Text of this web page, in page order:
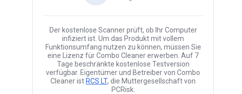
Der kostenlose Scanner prüft, ob Ihr Computer
infiziert ist. Um das Produkt mit vollem
Funktionsumfang nutzen zu können, müssen Sie
eine Lizenz für Combo Cleaner erwerben. Auf 7
Tage beschränkte kostenlose Testversion
verfügbar. Eigentümer und Betreiber von Combo
Cleaner ist RCS LT, die Muttergesellschaft von
PCRisk.